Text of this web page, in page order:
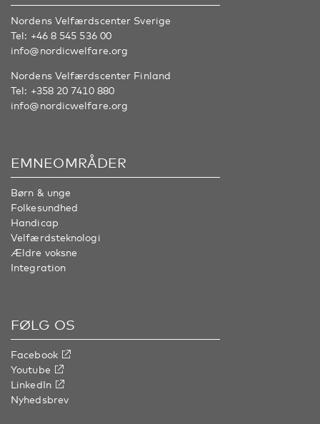
Nordens Velfærdscenter Sverige
Tel: +46 8 545 536 00
info@nordicwelfare.org
Nordens Velfærdscenter Finland
Tel: +358 20 7410 880
info@nordicwelfare.org
EMNEOMRÅDER
Børn & unge
Folkesundhed
Handicap
Velfærdsteknologi
Ældre voksne
Integration
FØLG OS
Facebook
Youtube
LinkedIn
Nyhedsbrev